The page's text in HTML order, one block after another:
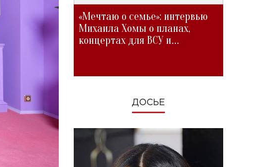
«Мечтаю о семье»: интервью
Михаила Хомы о планах,
концертах для ВСУ и
ДОСЬЕ